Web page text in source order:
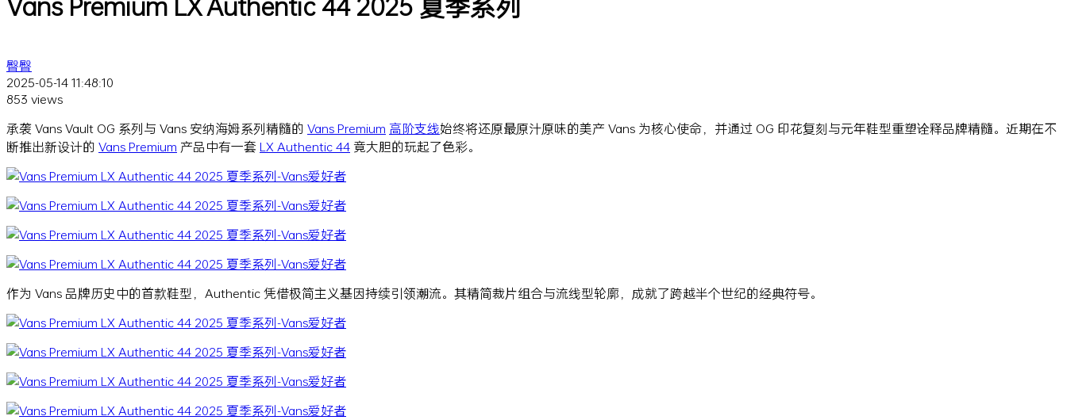
臀臀
2025-05-14 11:48:10
853 views
承袭 Vans Vault OG 系列与 Vans 安纳海姆系列精髓的 Vans Premium 高阶支线始终将还原最原汁原味的美产 Vans 为核心使命，并通过 OG 印花复刻与元年鞋型重塑诠释品牌精髓。近期在不
断推出新设计的 Vans Premium 产品中有一套 LX Authentic 44 竟大胆的玩起了色彩。
作为 Vans 品牌历史中的首款鞋型，Authentic 凭借极简主义基因持续引领潮流。其精简裁片组合与流线型轮廓，成就了跨越半个世纪的经典符号。